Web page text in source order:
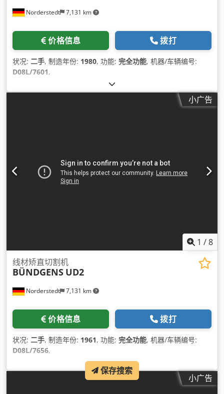
Norderstedt 7,131 km
价格信息 拨打
状况: 二手, 制造年份: 1980, 功能: 完全功能, 机器/车辆编号:
D08L/7601,
小广告
1 /8
Norderstedt 7,131 km
线材矫直切割机
BÜNDGENS UD2
价格信息 拨打
状况: 二手, 制造年份: 1961, 功能: 完全功能, 机器/车辆编号:
D08L/7656,
小广告
保存搜索